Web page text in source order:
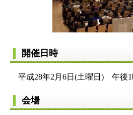
開催日時
平成28年2月6日(土曜日) 午後1
会場